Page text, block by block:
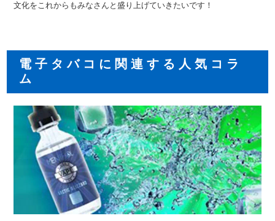
文化をこれからもみなさんと盛り上げていきたいです！
電子タバコに関連する人気コラ
ム